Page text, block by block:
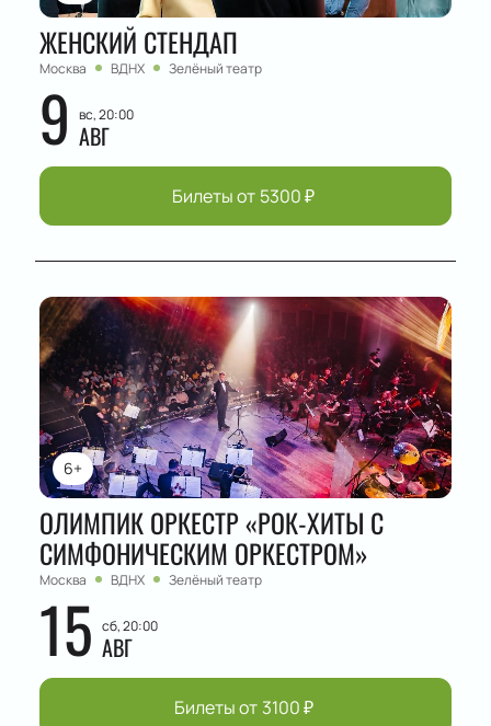
ЖЕНСКИЙ СТЕНДАП
Москва ВДНХ Зелёный театр
9 вс, 20:00
АВГ
Билеты от 5300₽
6+
ОЛИМПИК ОРКЕСТР «РОК-ХИТЫ С
СИМФОНИЧЕСКИМ ОРКЕСТРОМ»
Москва ВДНХ Зелёный театр
15 сб, 20:00
АВГ
Билеты от 3100₽